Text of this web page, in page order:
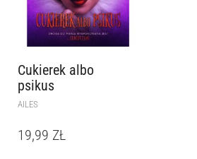
Cukierek albo
psikus
AILES
19,99 ZŁ